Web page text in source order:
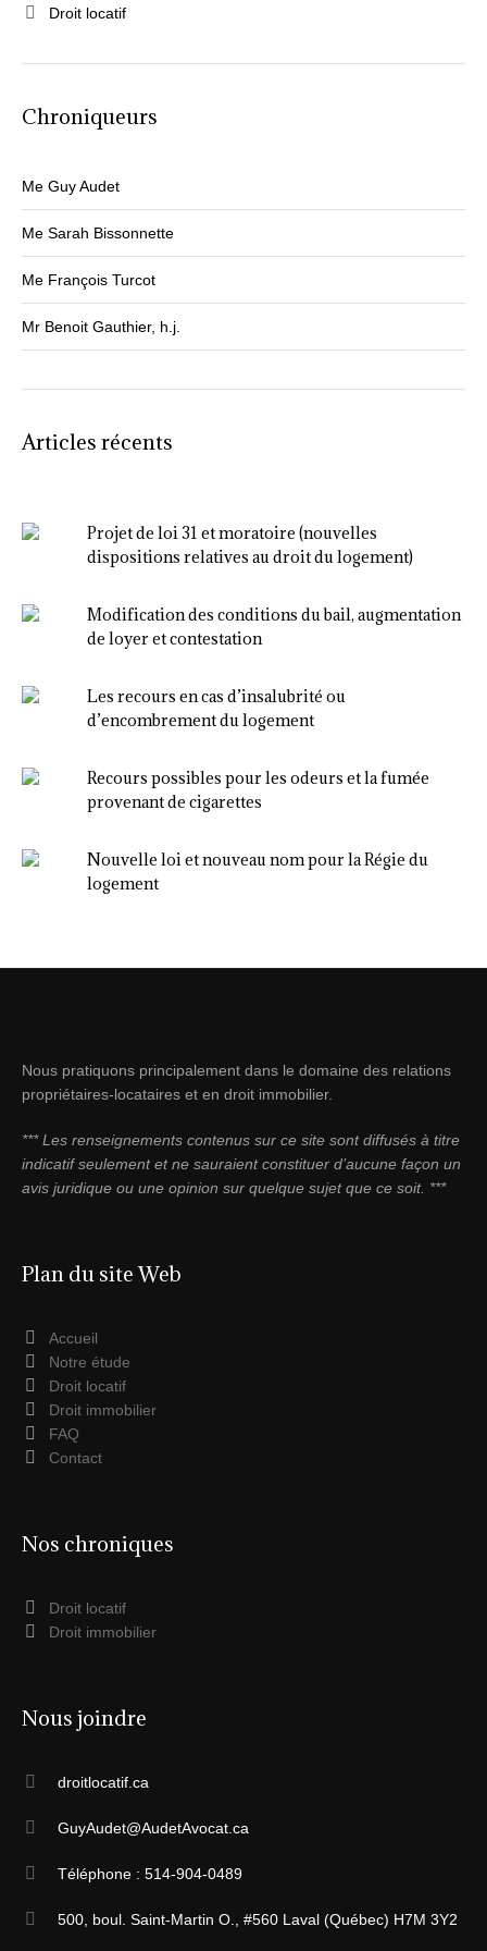
o
k
Droit locatif
Chroniqueurs
Me Guy Audet
Me Sarah Bissonnette
Me François Turcot
Mr Benoit Gauthier, h.j.
Articles récents
Projet de loi 31 et moratoire (nouvelles
dispositions relatives au droit du logement)
Modification des conditions du bail, augmentation
de loyer et contestation
Les recours en cas d’insalubrité ou
d’encombrement du logement
Recours possibles pour les odeurs et la fumée
provenant de cigarettes
Nouvelle loi et nouveau nom pour la Régie du
logement
Nous pratiquons principalement dans le domaine des relations
propriétaires-locataires et en droit immobilier.
*** Les renseignements contenus sur ce site sont diffusés à titre
indicatif seulement et ne sauraient constituer d’aucune façon un
avis juridique ou une opinion sur quelque sujet que ce soit. ***
Plan du site Web
Accueil
Notre étude
Droit locatif
Droit immobilier
FAQ
Contact
Nos chroniques
Droit locatif
Droit immobilier
Nous joindre
droitlocatif.ca
GuyAudet@AudetAvocat.ca
Téléphone : 514-904-0489
500, boul. Saint-Martin O., #560 Laval (Québec) H7M 3Y2